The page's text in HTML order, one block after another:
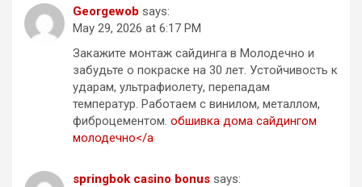
Georgewob says:
May 29, 2026 at 6:17 PM
Закажите монтаж сайдинга в Молодечно и
забудьте о покраске на 30 лет. Устойчивость к
ударам, ультрафиолету, перепадам
температур. Работаем с винилом, металлом,
фиброцементом. обшивка дома сайдингом
молодечно</a
springbok casino bonus says: